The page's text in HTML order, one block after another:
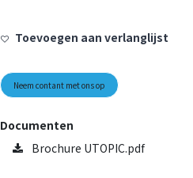
Toevoegen aan verlanglijst
Neem contant met ons op
Documenten
Brochure UTOPIC.pdf